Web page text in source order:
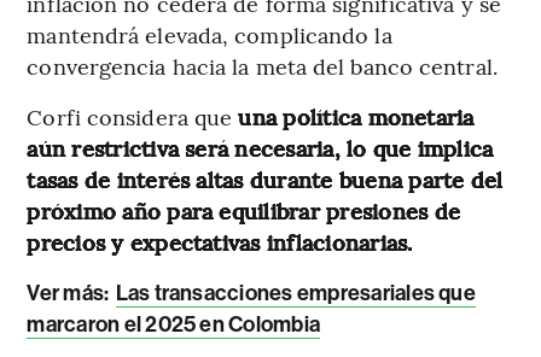
mantendrá elevada, complicando la
convergencia hacia la meta del banco central.
Corfi considera queuna política monetaria
aún restrictiva será necesaria, lo que implica
tasas de interés altas durante buena parte del
próximo año para equilibrar presiones de
precios y expectativas inflacionarias.
Ver más: Las transacciones empresariales que
marcaron el 2025 en Colombia